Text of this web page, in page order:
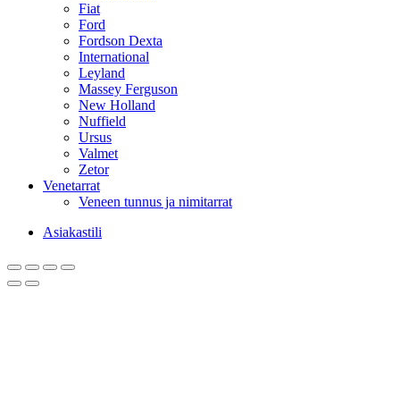
Fiat
Ford
Fordson Dexta
International
Leyland
Massey Ferguson
New Holland
Nuffield
Ursus
Valmet
Zetor
Venetarrat
Veneen tunnus ja nimitarrat
Asiakastili